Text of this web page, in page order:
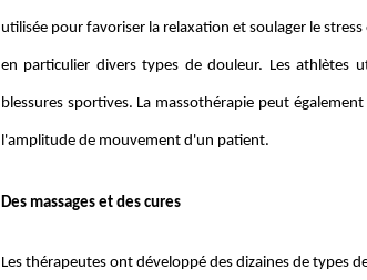
utilisée pour favoriser la relaxation et soulager le
en particulier divers types de douleur. Les athlètes
blessures sportives. La massothérapie peut
l'amplitude de mouvement d'un patient.
Des massages et des cures
Les thérapeutes ont développé des dizaines de types